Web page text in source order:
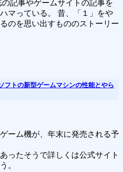
記事やゲームサイトの記事を
マっている。 昔、「１」をや
のを思い出すもののストーリー
トの新型ゲームマシンの性能とやら
ーム機が、年末に発売される予
ったそうで詳しくは公式サイト
。